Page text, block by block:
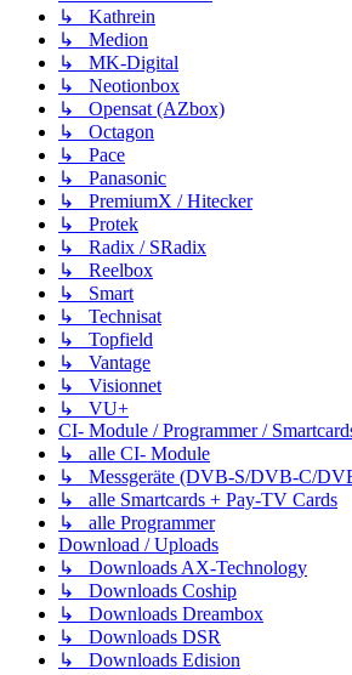
↳ Kathrein
↳ Medion
↳ MK-Digital
↳ Neotionbox
↳ Opensat (AZbox)
↳ Octagon
↳ Pace
↳ Panasonic
↳ PremiumX / Hitecker
↳ Protek
↳ Radix / SRadix
↳ Reelbox
↳ Smart
↳ Technisat
↳ Topfield
↳ Vantage
↳ Visionnet
↳ VU+
CI- Module / Programmer /
↳ alle CI- Module
↳ Messgeräte (DVB-S/DVB-C/
↳ alle Smartcards + Pay-TV Cards
↳ alle Programmer
Download / Uploads
↳ Downloads AX-Technology
↳ Downloads Coship
↳ Downloads Dreambox
↳ Downloads DSR
↳ Downloads Edision